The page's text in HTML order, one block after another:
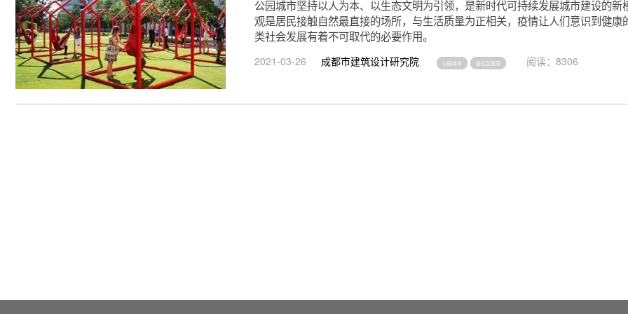
公园城市坚持以人为本、以生态文明为引领，是新时代可持续发展城市建设的新
观是居民接触自然最直接的场所，与生活质量为正相关，疫情让人们意识到健康
类社会发展有着不可取代的必要作用。
2021-03-26 成都市建筑设计研究院 公园城市 居住区景观 阅读：8306